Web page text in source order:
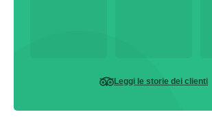
Leggi le storie dei clienti